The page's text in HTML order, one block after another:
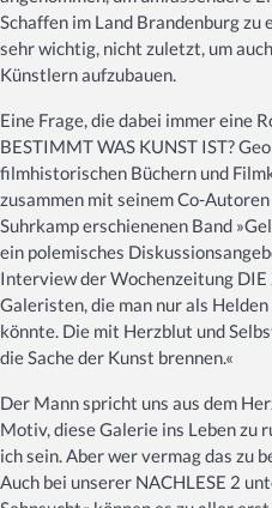
Schaffen im Land Brandenburg
sehr wichtig, nicht zuletzt, um
Künstlern aufzubauen.
Eine Frage, die dabei immer eine
BESTIMMT WAS KUNST IST?
filmhistorischen Büchern und
zusammen mit seinem Co-
Suhrkamp erschienenen Band
ein polemisches
Interview der Wochenzeitung DIE
Galeristen, die man nur als
könnte. Die mit Herzblut und
die Sache der Kunst brennen.«
Der Mann spricht uns aus dem
Motiv, diese Galerie ins Leben zu
ich sein. Aber wer vermag das zu
Auch bei unserer NACHLESE 2